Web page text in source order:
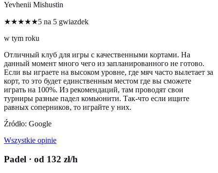
Yevhenii Mishustin
★★★★★5 na 5 gwiazdek
w tym roku
Отличный клуб для игры с качественными кортами. На
данный момент много чего из запланированного не готово.
Если вы играете на высоком уровне, где мяч часто вылетает за
корт, то это будет единственным местом где вы сможете
играть на 100%. Из рекомендаций, там проводят свои
турниры разные падел комьюнити. Так-что если ищите
равных соперников, то играйте у них.
Źródło: Google
Wszystkie opinie
Padel · od 132 zł/h